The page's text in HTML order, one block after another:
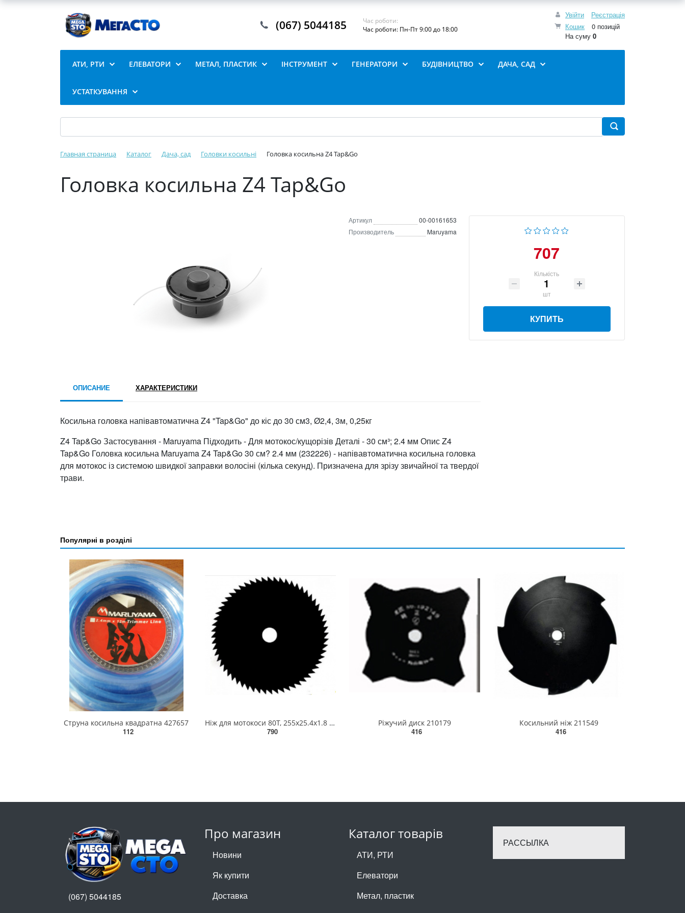
Увійти
Реєстрація
Кошик
0 позицій
На суму 0
(067) 5044185
Час роботи:
Час роботи: Пн-Пт 9:00 до 18:00
АТИ, РТИ ЕЛЕВАТОРИ МЕТАЛ, ПЛАСТИК ІНСТРУМЕНТ ГЕНЕРАТОРИ БУДІВНИЦТВО ДАЧА, САД
УСТАТКУВАННЯ
Главная страница Каталог Дача, сад Головки косильні Головка косильна Z4 Tap&Go
Головка косильна Z4 Tap&Go
Артикул
00-00161653
Производитель
Maruyama
707
Кількість
шт
КУПИТЬ
ОПИСАНИЕ ХАРАКТЕРИСТИКИ
Косильна головка напівавтоматична Z4 "Tap&Go" до кіс до 30 см3, Ø2,4, 3м, 0,25кг
Z4 Tap&Go Застосування - Maruyama Підходить - Для мотокос/кущорізів Деталі - 30 см³; 2.4 мм Опис Z4
Tap&Go Головка косильна Maruyama Z4 Tap&Go 30 см? 2.4 мм (232226) - напівавтоматична косильна головка
для мотокос із системою швидкої заправки волосіні (кілька секунд). Призначена для зрізу звичайної та твердої
трави.
Популярні в розділі
Струна косильна квадратна 427657
112
Ніж для мотокоси 80T, 255х25.4x1.8 (, SC5)
790
Ріжучий диск 210179
416
Косильний ніж 211549
416
Про магазин
Новини
Як купити
Доставка
Каталог товарів
АТИ, РТИ
Елеватори
Метал, пластик
РАССЫЛКА
(067) 5044185